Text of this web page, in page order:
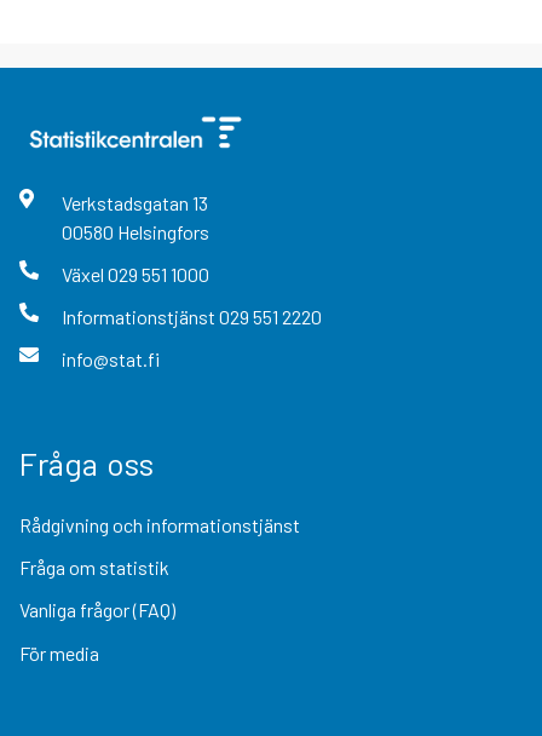
Verkstadsgatan 13
00580 Helsingfors
Växel 029 551 1000
Informationstjänst 029 551 2220
info@stat.fi
Fråga oss
Rådgivning och informationstjänst
Fråga om statistik
Vanliga frågor (FAQ)
För media